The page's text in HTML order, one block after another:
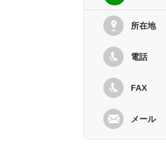
所在地
電話
FAX
メール